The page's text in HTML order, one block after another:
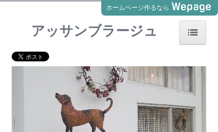
ホームページ作るなら
ホーム
ペット食育入門講座
ペット食育士２級認定講座
ペット食育士１級認定講座
アッサンブラージュ